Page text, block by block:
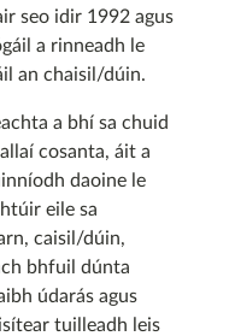
seo idir 1992 agus
a rinneadh le
an chaisil/dúin.
a bhí sa chuid
cosanta, áit a
daoine le
eile sa
caisil/dúin,
bhfuil dúnta
údarás agus
tuilleadh leis